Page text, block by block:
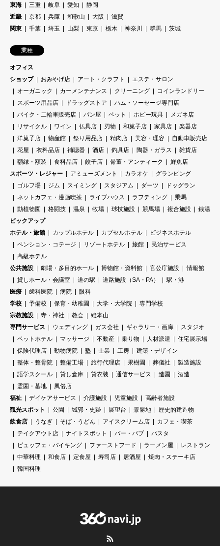
東海
三重 岐阜 愛知
静岡
近畿
京都 兵庫 和歌山 大阪
滋賀
関東
千葉 埼玉 山梨 東京 栃木 神奈川 群馬 茨城
業種
オフィス
ショップ
おみやげ店 アート・クラフト
エステ・サロン
オーガニック
カーメンテナンス クリーニング
コインランドリー
スポーツ用品店
ドラッグストア
ハム・ソーセージ専門店
バイク・二輪車販売店
パン屋 ペット ホビー玩具
メガネ店
リサイクル
ワイン 仏具店 刃物 和菓子店 家具店
楽器店
洋菓子店
物産館 祭り用品店 精肉店 美容・理容
自動車販売店
花屋
衣料品店 補聴器 酒店 釣具店 陶器・ガラス
雑貨店
額縁・額装
食料品店 餃子店 骨董・アンティーク
鮮魚店
スポーツ・レジャー
アミューズメント カラオケ
グランピング
ゴルフ場
ジム スイミング スタジアム ダーツ
ドッグラン
ネットカフェ・漫画喫茶
ライブハウス ラフティング
乗馬
動植物園
格闘技 温泉 牧場 球技施設 競馬場 複合施設
銭湯
ピックアップ
ホテル・旅館
カップルホテル カプセルホテル
ビジネスホテル
ペンション・コテージ
リゾートホテル 旅館
民泊サービス
高級ホテル
公共施設
劇場・多目的ホール 博物館・資料館 官公庁施設
情報館
貸しホール・会議室
道の駅 道路施設（SA・PA）
駅・港
医療
歯科医院 病院
眼科
学校
予備校 保育・幼稚園 大学・大学院
専門学校
宗教施設
寺・神社 教会
総本山
専門サービス
ウェディング ガス会社 ギャラリー・画廊
スタジオ
ペットホテル
マッサージ 不動産 乗り物 人材派遣
住宅展示場
保険代理店
動物病院 塾 士業 工房
建築・デザイン
整体・整骨院
整備工場 旅行代理店 果樹園 葬儀社
製造施設
語学スクール
貸し倉庫 貸衣装 通信サービス 造園
酒造
霊園・墓地
風俗店
福祉
デイケアサービス 介護施設 児童施設
高齢者施設
観光スポット
公園 城郭・史跡 展望台 景勝地
歴史的建造物
飲食店
うなぎ そば・うどん アイスクリーム店
カフェ・喫茶
テイクアウト店
ナイトスポット バー・パブ
パスタ
ビュッフェ・バイキング
ファーストフード ラーメン屋
レストラン
中華料理
和食店 定食屋 寿司店 居酒屋
焼肉・ステーキ店
韓国料理